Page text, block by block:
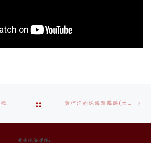
李素溋：「找到自己喜歡的學科，一切會很不同！」(新聞及傳播學系)
TO
黃梓洋的珠海歸屬感(土木工程學系)